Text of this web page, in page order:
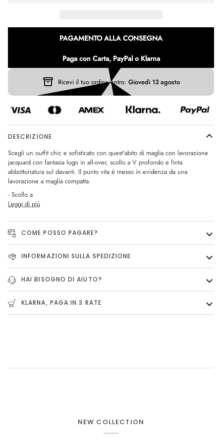
PAGAMENTO ALLA CONSEGNA
Paga con Carta, PayPal o Klarna
Ricevi il tuo ordine entro: Giovedì 13 agosto
DESCRIZIONE
Scegli un outfit chic e sofisticato con quest'abito di maglia con lavorazione
jacquard con fantasia logo in all-over, scollo a V profondo e finta
abbottonatura sul davanti. Il punto vita è messo in evidenza da una
lavorazione a maglia compatta.
- Scollo a
Leggi di più
COME POSSO PAGARE?
INFORMAZIONI SULLA SPEDIZIONE
HAI BISOGNO DI AIUTO?
KLARNA, PAGA IN 3 RATE
NEW COLLECTION